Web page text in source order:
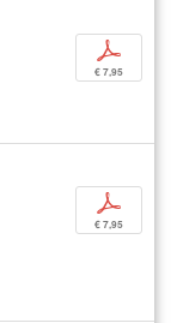
p
€ 7,95
p
€ 7,95